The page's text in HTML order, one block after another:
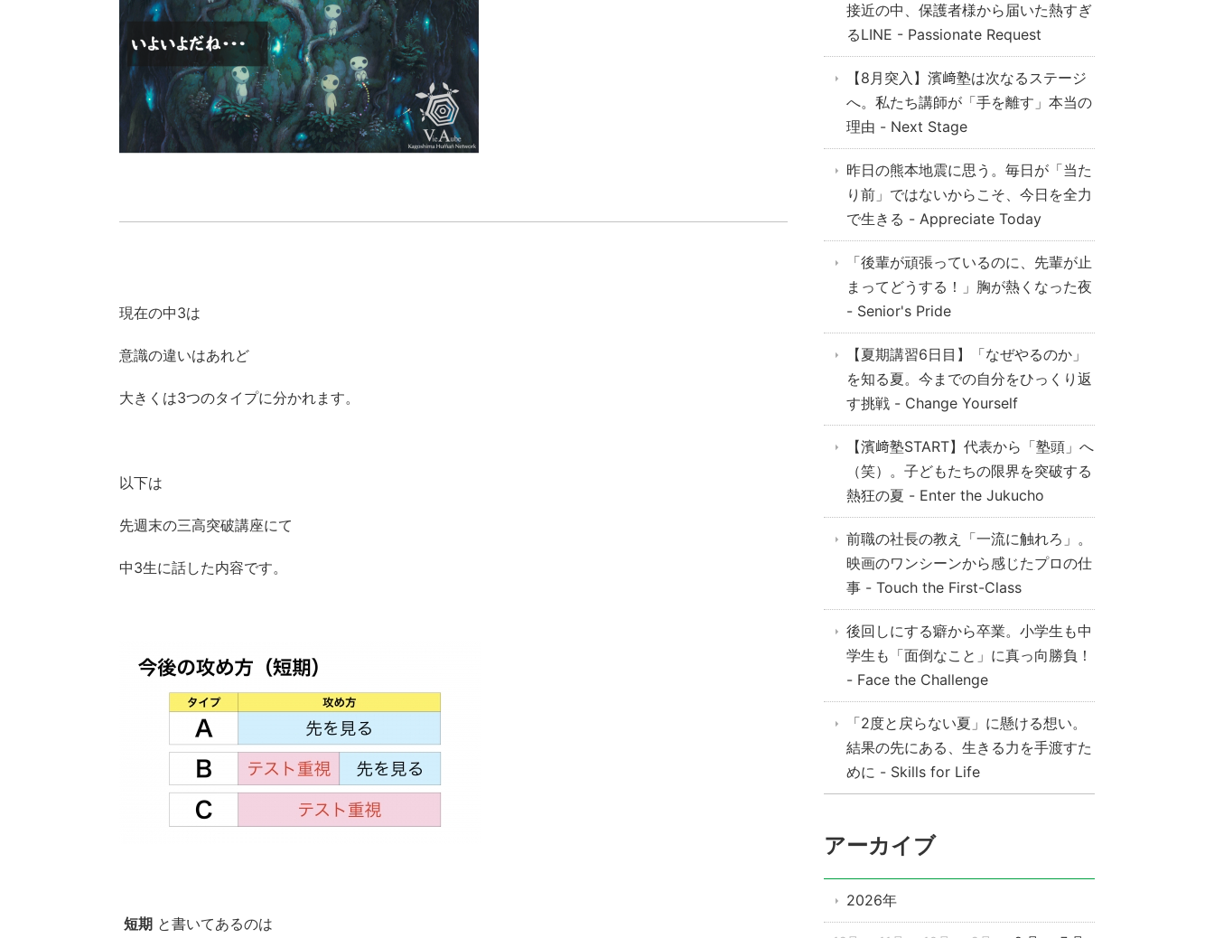
現在の中3は
意識の違いはあれど
大きくは3つのタイプに分かれます。
以下は
先週末の三高突破講座にて
中3生に話した内容です。
短期 と書いてあるのは
接近の中、保護者様から届いた熱すぎ
るLINE - Passionate Request
【8月突入】濱﨑塾は次なるステージ
へ。私たち講師が「手を離す」本当の
理由 - Next Stage
昨日の熊本地震に思う。毎日が「当た
り前」ではないからこそ、今日を全力
で生きる - Appreciate Today
「後輩が頑張っているのに、先輩が止
まってどうする！」胸が熱くなった夜
- Senior's Pride
【夏期講習6日目】「なぜやるのか」
を知る夏。今までの自分をひっくり返
す挑戦 - Change Yourself
【濱﨑塾START】代表から「塾頭」へ
（笑）。子どもたちの限界を突破する
熱狂の夏 - Enter the Jukucho
前職の社長の教え「一流に触れろ」。
映画のワンシーンから感じたプロの仕
事 - Touch the First-Class
後回しにする癖から卒業。小学生も中
学生も「面倒なこと」に真っ向勝負！
- Face the Challenge
「2度と戻らない夏」に懸ける想い。
結果の先にある、生きる力を手渡すた
めに - Skills for Life
アーカイブ
2026年